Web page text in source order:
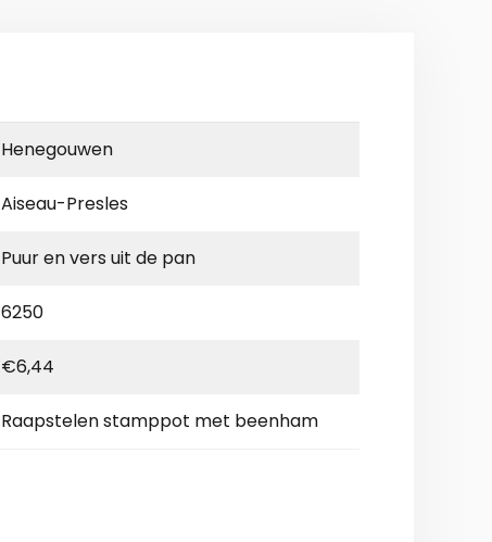
Henegouwen
Aiseau-Presles
Puur en vers uit de pan
6250
€6,44
Raapstelen stamppot met beenham